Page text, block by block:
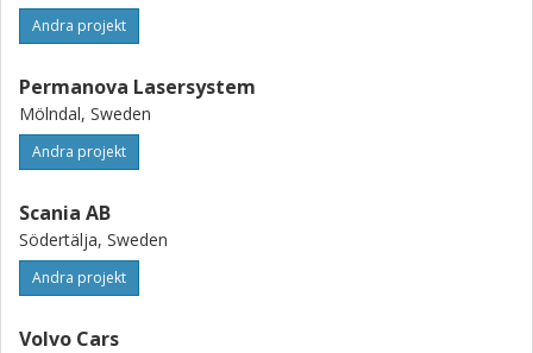
Andra projekt
Permanova Lasersystem
Mölndal, Sweden
Andra projekt
Scania AB
Södertälja, Sweden
Andra projekt
Volvo Cars